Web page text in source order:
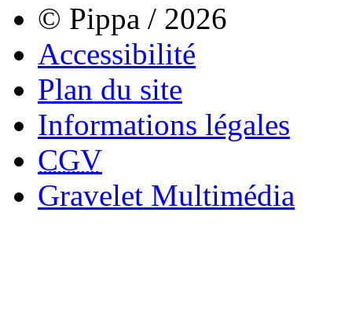
© Pippa / 2026
Accessibilité
Plan du site
Informations légales
CGV
Gravelet Multimédia